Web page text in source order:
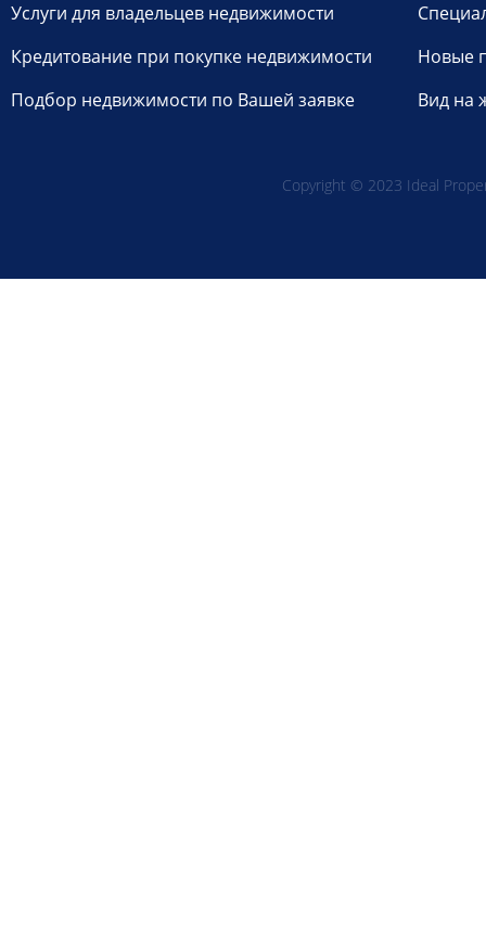
Услуги для владельцев недвижимости
Кредитование при покупке недвижимости
Подбор недвижимости по Вашей заявке
Новые
Вид на
Copyright © 2023 Ideal